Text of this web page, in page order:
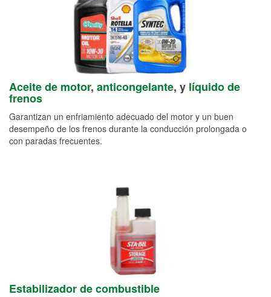
Aceite de motor, anticongelante, y líquido de
frenos
Garantizan un enfriamiento adecuado del motor y un buen
desempeño de los frenos durante la conducción prolongada o
con paradas frecuentes.
Estabilizador de combustible